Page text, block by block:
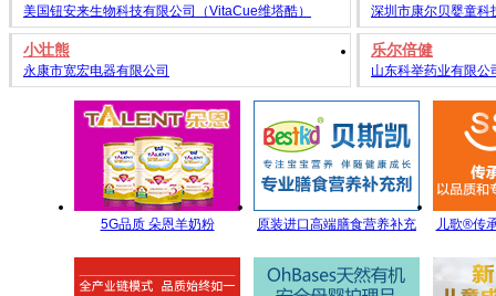
美国钮安来生物科技有限公司（VitaCue维塔酷） 深圳市康尔贝婴童科
小壮熊
永康市宽宏电器有限公司
乐尔倍健
山东科举药业有限公
5G品质 朵恩羊奶粉
原装进口高端膳食营养补充
长
儿歌®传